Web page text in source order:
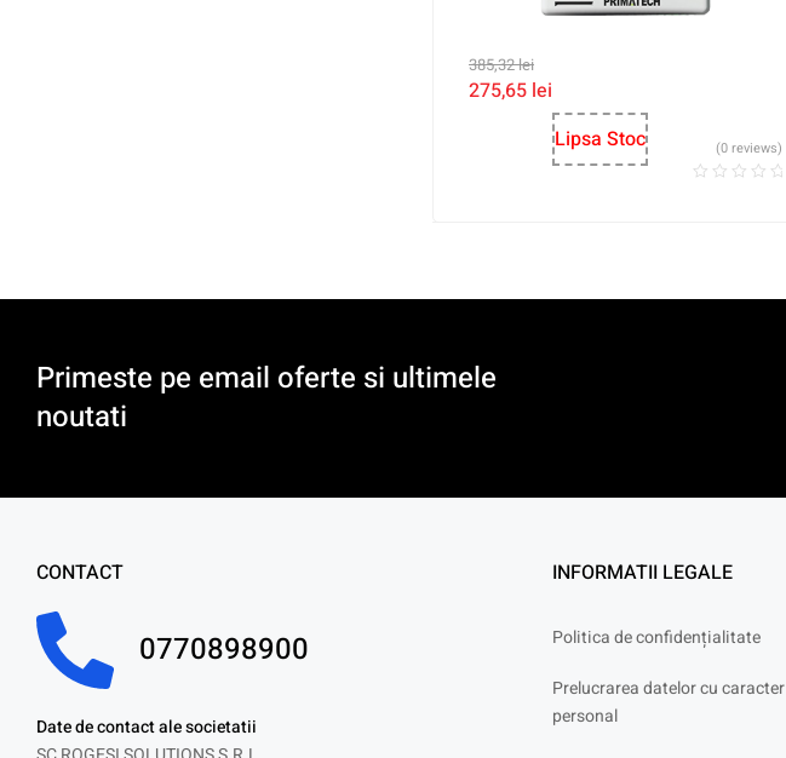
385,32lei
275,65 lei
Lipsa Stoc
(0 reviews)
Primeste pe email oferte si ultimele
noutati
CONTACT
0770898900
Date de contact ale societatii
INFORMATII LEGALE
Politica de confidențialitate
Prelucrarea datelor cu caracter
personal